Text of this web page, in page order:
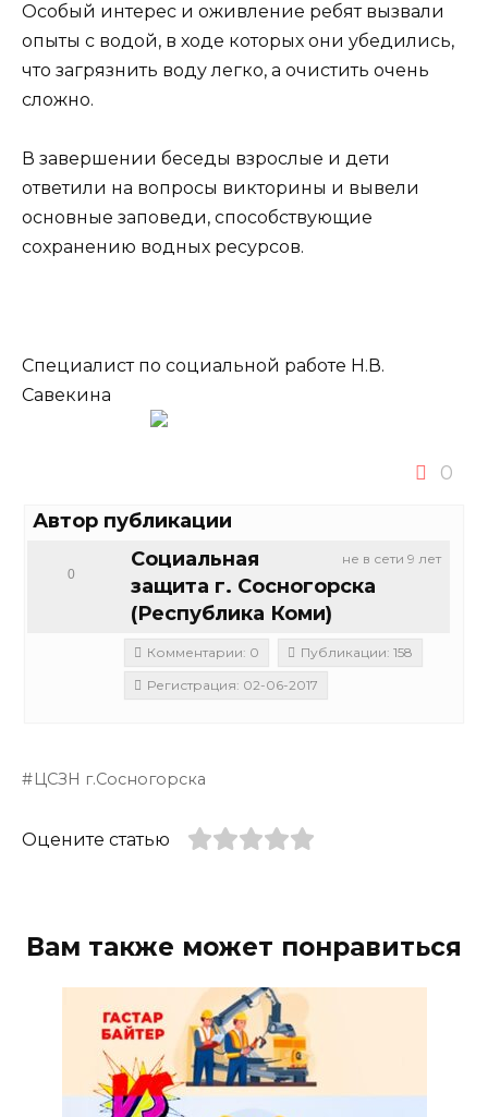
Особый интерес и оживление ребят вызвали
опыты с водой, в ходе которых они убедились,
что загрязнить воду легко, а очистить очень
сложно.
В завершении беседы взрослые и дети
ответили на вопросы викторины и вывели
основные заповеди, способствующие
сохранению водных ресурсов.
Специалист по социальной работе Н.В.
Савекина
0
Автор публикации
не в сети 9 лет
Социальная
защита г. Сосногорска
(Республика Коми)
0
Комментарии: 0
Публикации: 158
Регистрация: 02-06-2017
ЦСЗН г.Сосногорска
Оцените статью
Вам также может понравиться